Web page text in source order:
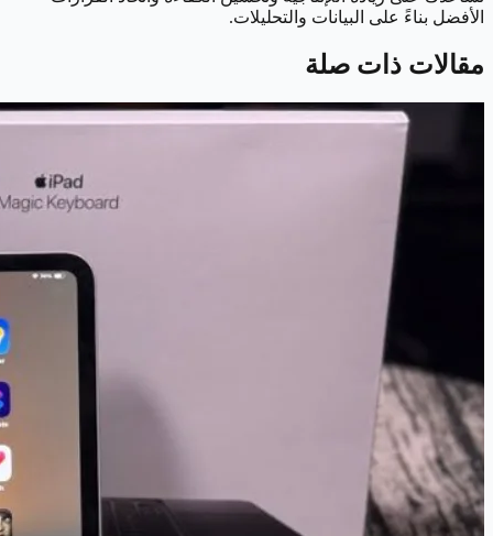
الأفضل بناءً على البيانات والتحليلات.
مقالات ذات صلة